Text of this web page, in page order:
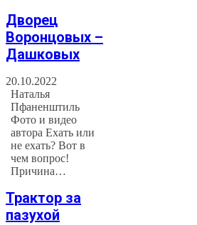
Дворец
Воронцовых –
Дашковых
20.10.2022
Наталья
Пфаненштиль
Фото и видео
автора Ехать или
не ехать? Вот в
чем вопрос!
Причина…
Трактор за
пазухой